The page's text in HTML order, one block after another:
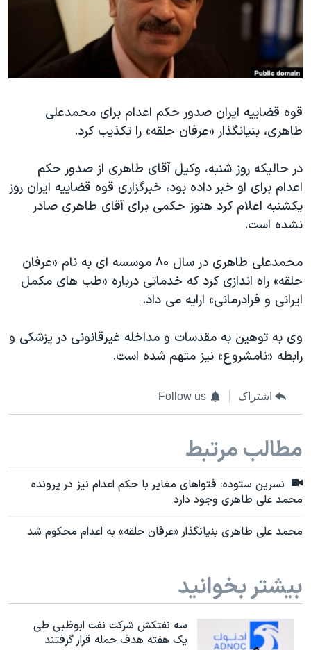
فرهنگ و زندگی
حقوق شهروندی
اقتصادی
اسرائیل در جنگ
گالری عکس
آرشیو پخش زنده
انتخابات ریاست جمهوری آمریکا ۲۰۲۴
حمله جمهوری اسلامی به اسرائیل
ورزش زنان در ایران
اعتراضات زن، زندگی، آزادی
مجموعه مستندهای دادخواهی
تریبونال مردمی آبان ۹۸
دادگاه حمید نوری
قانون شفافیت دارائی کادر رهبری ایران
اعتراضات مردمی آبان ۹۸
نرگس محمدی برنده جایزه نوبل صلح
همایش محافظه‌کاران آمریکا «سی‌پک»
صفحه‌های ویژه
سفر پرزیدنت ترامپ به چین
زبانهای مختلف
قوه قضاییه ایران صدور حکم اعدام برای محمدعلی
طاهری، بنیانگذار «عرفان حلقه» را تکذیب کرد.
در حالیکه روز شنبه، وکیل آقای طاهری از صدور حکم
اعدام برای او خبر داده بود، خبرگزاری قوه قضاییه ایران روز
یکشنبه اعلام کرد هنوز حکمی برای آقای طاهری صادر
نشده است.
محمدعلی طاهری در سال ۸۰ موسسه ای به نام «عرفان
حلقه» راه اندازی کرد که خدماتی درباره «طب های مکمل
ایرانی و فرادرمانی» ارایه می داد.
وی به توهین به مقدسات و مداخله غیرقانونی در پزشکی و
رابطه «نامشروع» نیز متهم شده است.
اشتراک Follow us
مطالب مرتبط
نسرین ستوده: فتواهای مغایر با حکم اعدام نیز در پرونده
محمد علی طاهری وجود دارد
محمد علی طاهری بنیانگذار «عرفان حلقه» به اعدام محکوم شد
بیشتر بخوانید
سه نفتکش شرکت نفت ابوظبی طی
یک هفته هدف حمله قرار گرفتند